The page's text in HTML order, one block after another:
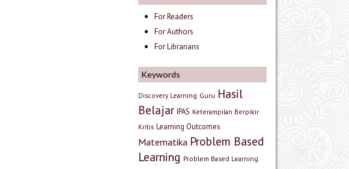
For Readers
For Authors
For Librarians
Keywords
Discovery Learning Guru Hasil
Belajar IPAS Keterampilan Berpikir
Kritis Learning Outcomes
Matematika Problem Based
Learning Problem Based Learning